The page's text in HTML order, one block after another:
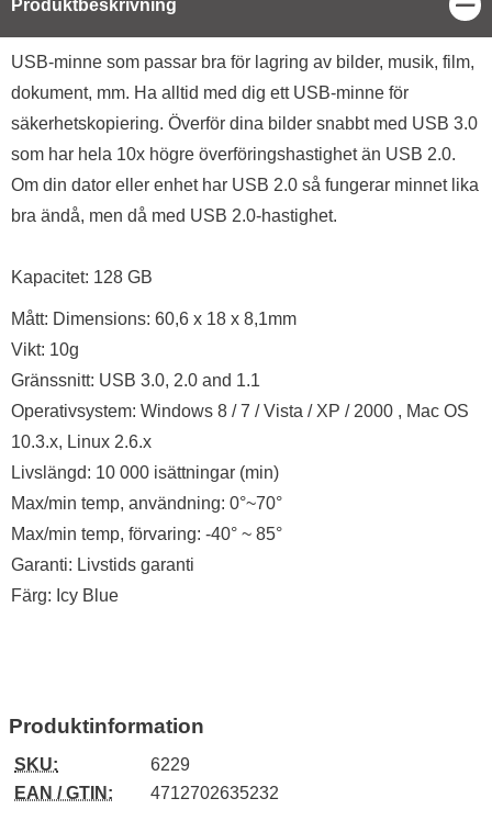
Produktbeskrivning
Produktbeskrivning
USB-minne som passar bra för lagring av bilder, musik, film,
dokument, mm. Ha alltid med dig ett USB-minne för
säkerhetskopiering. Överför dina bilder snabbt med USB 3.0
som har hela 10x högre överföringshastighet än USB 2.0.
Om din dator eller enhet har USB 2.0 så fungerar minnet lika
bra ändå, men då med USB 2.0-hastighet.
Kapacitet: 128 GB
Mått: Dimensions: 60,6 x 18 x 8,1mm
Vikt: 10g
Gränssnitt: USB 3.0, 2.0 and 1.1
Operativsystem: Windows 8 / 7 / Vista / XP / 2000 , Mac OS
10.3.x, Linux 2.6.x
Livslängd: 10 000 isättningar (min)
Max/min temp, användning: 0°~70°
Max/min temp, förvaring: -40° ~ 85°
Garanti: Livstids garanti
Färg: Icy Blue
Produktinformation
SKU:
6229
EAN / GTIN:
4712702635232